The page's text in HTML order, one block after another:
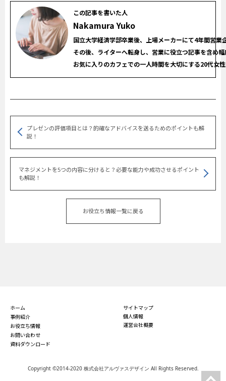
この記事を書いた人
Nakamura Yuko
国立大学経済学部卒業後、上場メーカーにて4年間営業
その後、ライターへ転身し、営業に役立つ記事を含め
プレゼンの評価項目とは？的確なアドバイスを送るためのポイントも解
説！
マネジメントを5つの内容に分けると？必要な能力や成功させるポイント
も解説！
お役立ち情報一覧に戻る
ホーム
事例紹介
お役立ち情報
お問い合わせ
資料ダウンロード
サイトマップ
個人情報
運営会社概要
Copyright ©2014-2020 株式会社アルヴァスデザイン All Rights Reserved.